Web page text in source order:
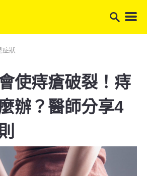
症狀
使痔瘡破裂！痔
辦？醫師分享4